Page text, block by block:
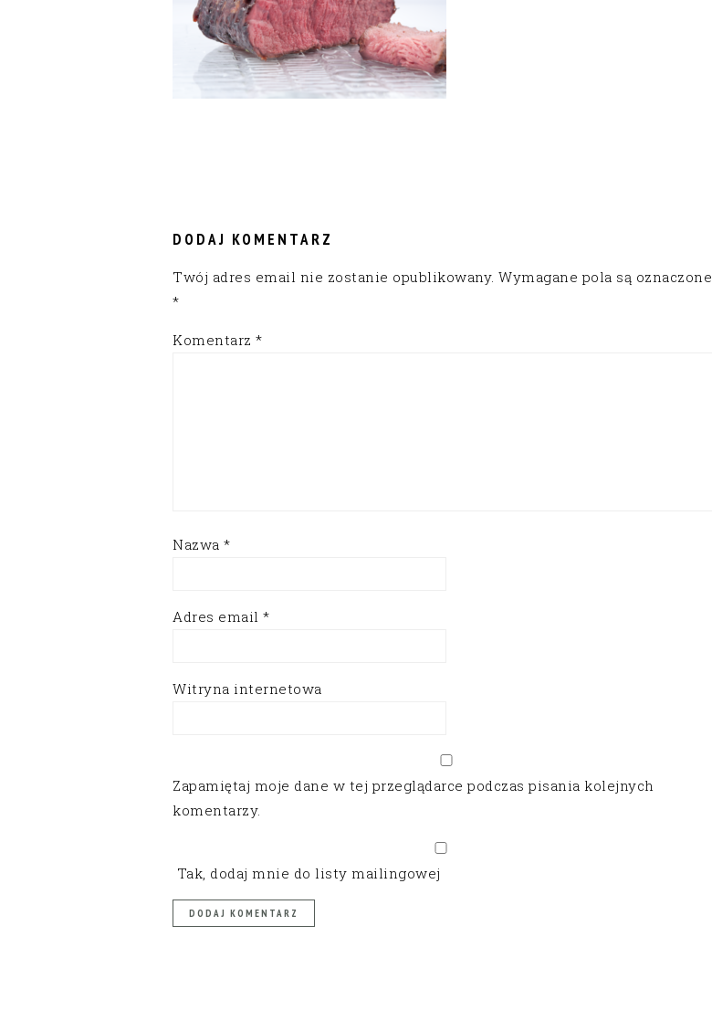
DODAJ KOMENTARZ
Twój adres email nie zostanie opublikowany. Wymagane pola są oznaczone
*
Komentarz *
Nazwa *
Adres email *
Witryna internetowa
Zapamiętaj moje dane w tej przeglądarce podczas pisania kolejnych
komentarzy.
Tak, dodaj mnie do listy mailingowej